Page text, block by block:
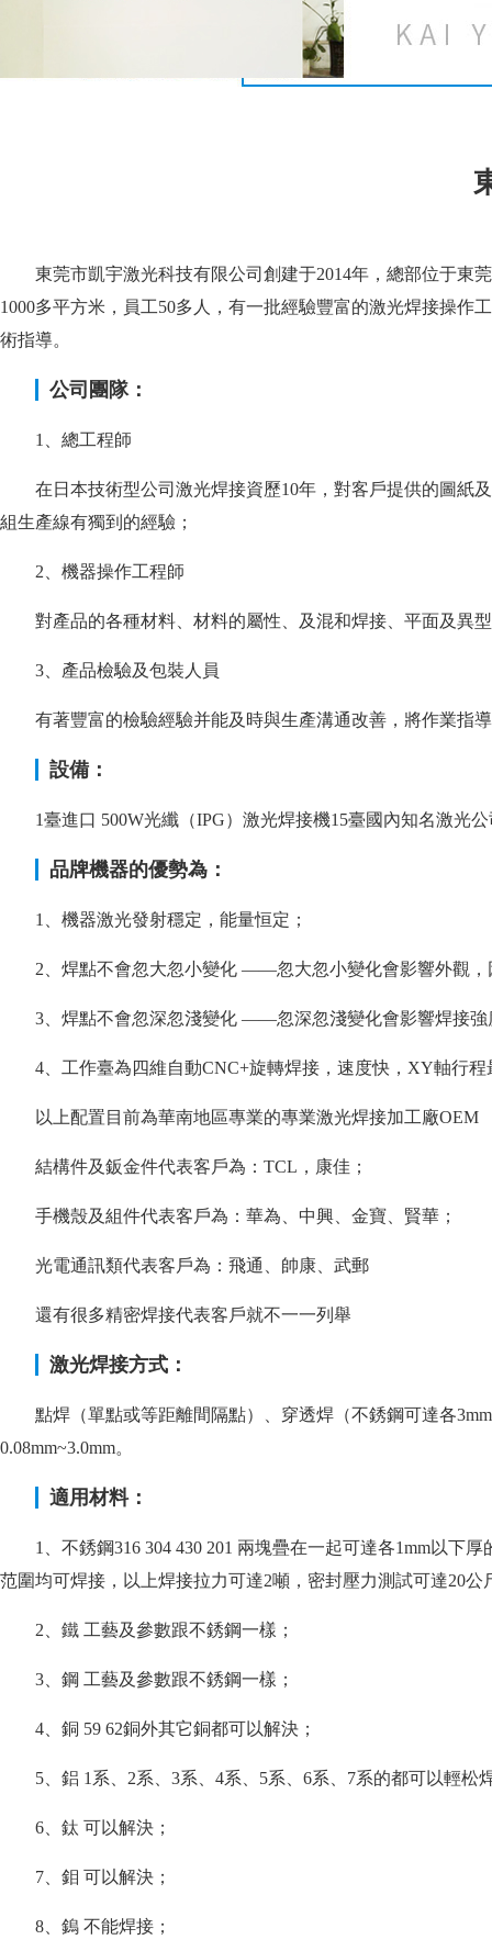
東莞市凱宇激光科技有限公司創建于2014年，總部位于東莞
1000多平方米，員工50多人，有一批經驗豐富的激光焊接操
術指導。
公司團隊：
1、總工程師
在日本技術型公司激光焊接資歷10年，對客戶提供的圖紙及
組生產線有獨到的經驗；
2、機器操作工程師
對產品的各種材料、材料的屬性、及混和焊接、平面及異型
3、產品檢驗及包裝人員
有著豐富的檢驗經驗并能及時與生產溝通改善，將作業指
設備：
1臺進口 500W光纖（IPG）激光焊接機15臺國內知名激光公
品牌機器的優勢為：
1、機器激光發射穩定，能量恒定；
2、焊點不會忽大忽小變化 ——忽大忽小變化會影響外觀，
3、焊點不會忽深忽淺變化 ——忽深忽淺變化會影響焊接強
4、工作臺為四維自動CNC+旋轉焊接，速度快，XY軸行程
以上配置目前為華南地區專業的專業激光焊接加工廠OEM
結構件及鈑金件代表客戶為：TCL，康佳；
手機殼及組件代表客戶為：華為、中興、金寶、賢華；
光電通訊類代表客戶為：飛通、帥康、武郵
還有很多精密焊接代表客戶就不一一列舉
激光焊接方式：
點焊（單點或等距離間隔點）、穿透焊（不銹鋼可達各3mm
0.08mm~3.0mm。
適用材料：
1、不銹鋼316 304 430 201 兩塊疊在一起可達各1mm以下厚
范圍均可焊接，以上焊接拉力可達2噸，密封壓力測試可達20公
2、鐵 工藝及參數跟不銹鋼一樣；
3、鋼 工藝及參數跟不銹鋼一樣；
4、銅 59 62銅外其它銅都可以解決；
5、鋁 1系、2系、3系、4系、5系、6系、7系的都可以輕松
6、鈦 可以解決；
7、鉬 可以解決；
8、鎢 不能焊接；